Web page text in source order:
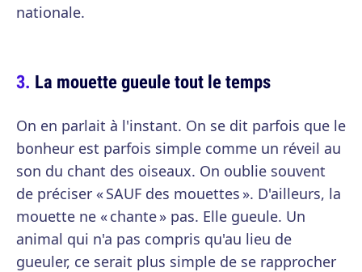
nationale.
La mouette gueule tout le temps
On en parlait à l'instant. On se dit parfois que le
bonheur est parfois simple comme un réveil au
son du chant des oiseaux. On oublie souvent
de préciser « SAUF des mouettes ». D'ailleurs, la
mouette ne « chante » pas. Elle gueule. Un
animal qui n'a pas compris qu'au lieu de
gueuler, ce serait plus simple de se rapprocher